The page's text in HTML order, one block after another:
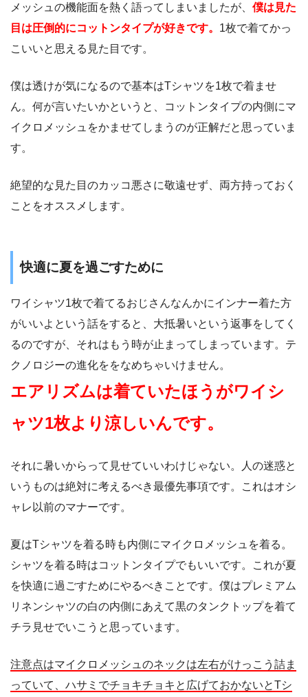
メッシュの機能面を熱く語ってしまいましたが、 僕は見た
目は圧倒的にコットンタイプが好きです。 1枚で着てかっ
こいいと思える見た目です。
僕は透けが気になるので基本はTシャツを1枚で着ませ
ん。何が言いたいかというと、コットンタイプの内側にマ
イクロメッシュをかませてしまうのが正解だと思っていま
す。
絶望的な見た目のカッコ悪さに敬遠せず、両方持っておく
ことをオススメします。
快適に夏を過ごすために
ワイシャツ1枚で着てるおじさんなんかにインナー着た方
がいいよという話をすると、大抵暑いという返事をしてく
るのですが、それはもう時が止まってしまっています。テ
クノロジーの進化ををなめちゃいけません。
エアリズムは着ていたほうがワイシ
ャツ1枚より涼しいんです。
それに暑いからって見せていいわけじゃない。人の迷惑と
いうものは絶対に考えるべき最優先事項です。これはオシ
ャレ以前のマナーです。
夏はTシャツを着る時も内側にマイクロメッシュを着る。
シャツを着る時はコットンタイプでもいいです。これが夏
を快適に過ごすためにやるべきことです。僕はプレミアム
リネンシャツの白の内側にあえて黒のタンクトップを着て
チラ見せでいこうと思っています。
注意点はマイクロメッシュのネックは左右がけっこう詰ま
っていて、ハサミでチョキチョキと広げておかないとTシ